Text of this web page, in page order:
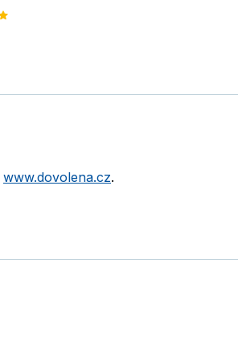
www.dovolena.cz.